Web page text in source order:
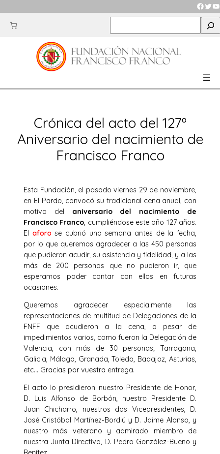
al
contenido
e
r
c
Crónica del acto del 127º
Aniversario del nacimiento de
Francisco Franco
Esta Fundación, el pasado viernes 29 de noviembre,
en El Pardo, convocó su tradicional cena anual, con
motivo del aniversario del nacimiento de
Francisco Franco, cumpliéndose este año 127 años.
El aforo se cubrió una semana antes de la fecha,
por lo que queremos agradecer a las 450 personas
que pudieron acudir, su asistencia y fidelidad, y a las
más de 200 personas que no pudieron ir, que
esperamos poder contar con ellos en futuras
ocasiones.
Queremos agradecer especialmente las
representaciones de multitud de Delegaciones de la
FNFF que acudieron a la cena, a pesar de
impedimientos varios, como fueron la Delegación de
Valencia, con más de 30 personas; Tarragona,
Galicia, Málaga, Granada, Toledo, Badajoz, Asturias,
etc… Gracias por vuestra entrega.
El acto lo presidieron nuestro Presidente de Honor,
D. Luis Alfonso de Borbón, nuestro Presidente D.
Juan Chicharro, nuestros dos Vicepresidentes, D.
José Cristóbal Martínez-Bordiú y D. Jaime Alonso, y
nuestro más veterano y admirado miembro de
nuestra Junta Directiva, D. Pedro González-Bueno y